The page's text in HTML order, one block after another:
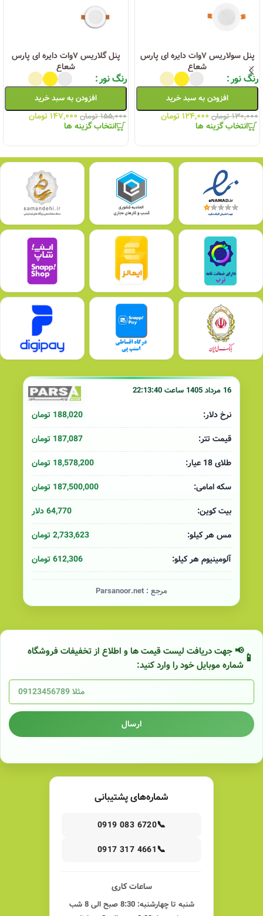
پنل سولاریس ۷وات دایره ای پارس
شعاع
رنگ نور
افزودن به سبد خرید
۱۳۰,۰۰۰ تومان ۱۲۴,۰۰۰ تومان
انتخاب گزینه ها
پنل گلاریس ۷وات دایره ای پارس
شعاع
رنگ نور
افزودن به سبد خرید
۱۵۵,۰۰۰ تومان ۱۴۷,۰۰۰ تومان
انتخاب گزینه ها
16 مرداد 1405 ساعت 22:13:40
نرخ دلار:
188,020 تومان
قیمت تتر:
187,087 تومان
طلای 18 عیار:
18,578,200 تومان
سکه امامی:
187,500,000 تومان
بیت کوین:
64,770 دلار
مس هر کیلو:
2,733,623 تومان
آلومینیوم هر کیلو:
612,306 تومان
مرجع : Parsanoor.net
📢 جهت دریافت لیست قیمت ها و اطلاع از تخفیفات فروشگاه
شماره موبایل خود را وارد کنید:
ارسال
شماره‌های پشتیبانی
📞
0919 083 6720
📞
0917 317 4661
ساعات کاری
شنبه تا چهارشنبه: 8:30 صبح الی 8 شب